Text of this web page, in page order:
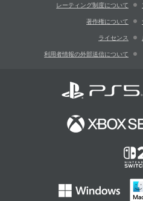
レーティング制度について
著作権について
ライセンス
利用者情報の外部送信について